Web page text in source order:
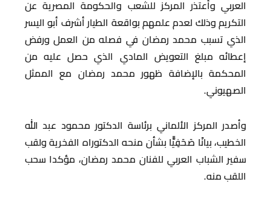
العربي وأعتذر المركز للشعب والحكومة المصرية عن
التكريم وذلك لعدم علمهم بواقعة الطيار أشرف أبو اليسر
الذي تسبب محمد رمضان في فصله من العمل ورفض
إعطائه مبلغ التعويض المادي الذي حصل عليه من
المحكمة بالإضافة ظهور محمد رمضان مع الممثل
الصهيوني.
وأصدر المركز الألماني برئاسة الدكتور محمود عبد الله
الخطيب، بيانًا صَحَفِيًّا بشأن منحه الدكتوراه الفخرية ولقب
سفير الشباب العربي للفنان محمد رمضان، مؤكدا سحب
اللقب منه.